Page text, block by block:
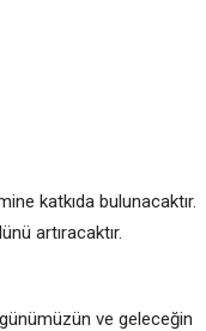
katkıda bulunacaktır.
artıracaktır.
ve geleceğin